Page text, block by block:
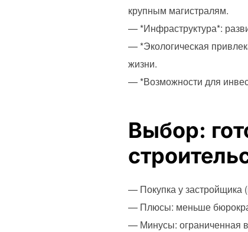
крупным магистралям.
— *Инфраструктура*:
— *Экологическая
жизни.
— *Возможности для
Выбор:
— Покупка у застройщика
— Плюсы: меньше
— Минусы: ограниченная